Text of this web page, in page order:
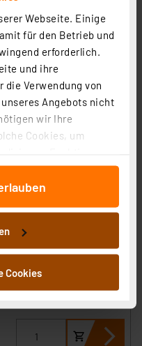
Webseite. Einige
für den Betrieb und
erforderlich.
und ihre
die Verwendung von
Angebots nicht
wir Ihre
Cookies, um
und die Zugriffe
Außerdem geben
Werbung und
führen diese
weiteren Daten
haben oder die
Dienste gesammelt
und Abrufen von
Abs.1 TTDSG) sowie
Cookies
inkl. MwSt.